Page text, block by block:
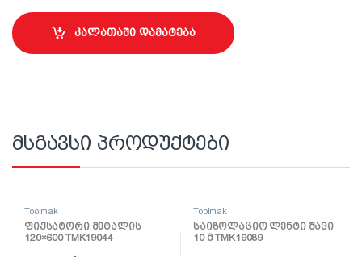
კალათაში დამატება
მსგავსი პროდუქტები
Toolmak
ფიქსატორი მეტალის
120×600 TMK19044
Toolmak
საიზოლაციო ლენტი შავი
10 მ TMK19089